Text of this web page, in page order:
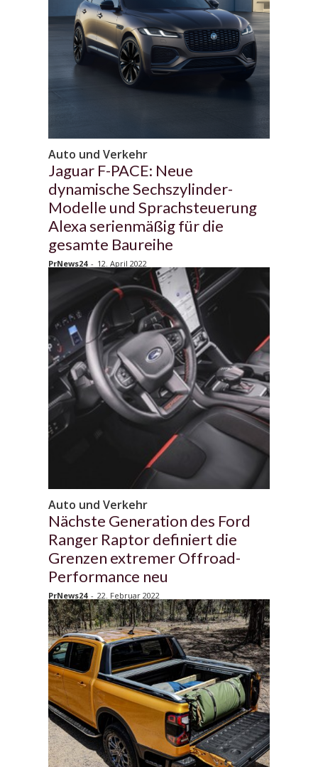
Auto und Verkehr
Jaguar F-PACE: Neue
dynamische Sechszylinder-
Modelle und Sprachsteuerung
Alexa serienmäßig für die
gesamte Baureihe
PrNews24 - 12. April 2022
Auto und Verkehr
Nächste Generation des Ford
Ranger Raptor definiert die
Grenzen extremer Offroad-
Performance neu
PrNews24 - 22. Februar 2022